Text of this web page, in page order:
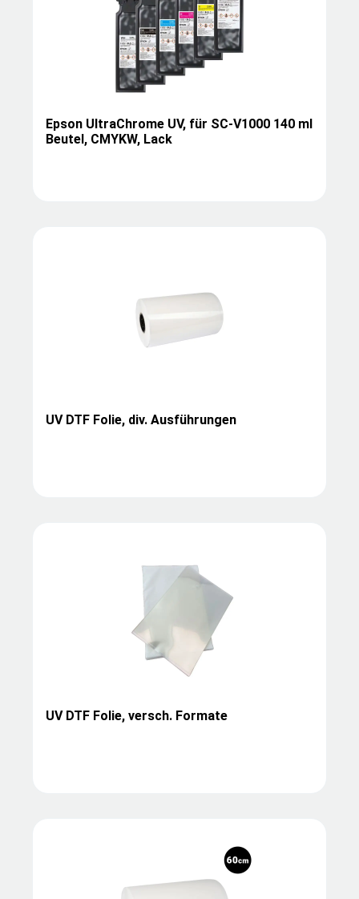
Epson UltraChrome UV, für SC-V1000 140 ml
Beutel, CMYKW, Lack
UV DTF Folie, div. Ausführungen
UV DTF Folie, versch. Formate